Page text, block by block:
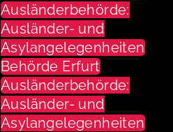
Ausländerbehörde:
Ausländer- und
Asylangelegenheiten
Behörde Erfurt
Ausländerbehörde:
Ausländer- und
Asylangelegenheiten